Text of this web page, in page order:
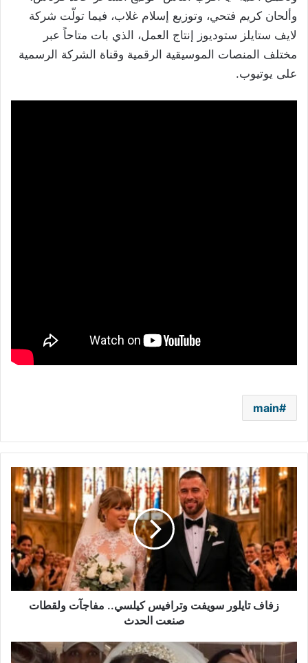
وألحان كريم فتحي، وتوزيع إسلام غلاب، فيما تولّت شركة
لايف ستايلز ستوديوز إنتاج العمل، الذي بات متاحاً عبر
مختلف المنصات الموسيقية الرقمية وقناة الشركة الرسمية
على يوتيوب.
main
زفاف
تايلور
سويفت
وترافيس
كيلسي..
مفاجآت
ولقطات
صنعت
الحدث
زفاف تايلور سويفت وترافيس كيلسي.. مفاجآت ولقطات
صنعت الحدث
هيفاء